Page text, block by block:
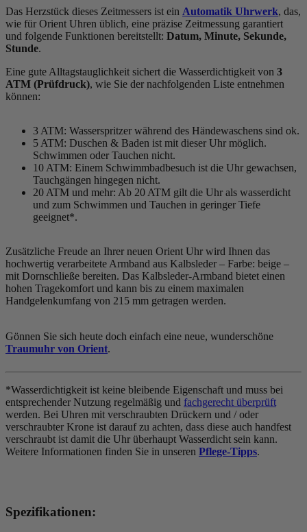
Das Herzstück dieses Zeitmessers ist ein Automatik Uhrwerk, das,
wie für Orient Uhren üblich, eine präzise Zeitmessung garantiert
und folgende Funktionen bereitstellt: Datum, Minute, Sekunde,
Stunde.
Eine gute Alltagstauglichkeit sichert die Wasserdichtigkeit von 3
ATM (Prüfdruck), wie Sie der nachfolgenden Liste entnehmen
können:
3 ATM: Wasserspritzer während des Händewaschens sind ok.
5 ATM: Duschen & Baden ist mit dieser Uhr möglich.
Schwimmen oder Tauchen nicht.
10 ATM: Einem Schwimmbadbesuch ist die Uhr gewachsen,
Tauchgängen hingegen nicht.
20 ATM und mehr: Ab 20 ATM gilt die Uhr als wasserdicht
und zum Schwimmen und Tauchen in geringer Tiefe
geeignet*.
Zusätzliche Freude an Ihrer neuen Orient Uhr wird Ihnen das
hochwertig verarbeitete Armband aus Kalbsleder – Farbe: beige –
mit Dornschließe bereiten. Das Kalbsleder-Armband bietet einen
hohen Tragekomfort und kann bis zu einem maximalen
Handgelenkumfang von 215 mm getragen werden.
Gönnen Sie sich heute doch einfach eine neue, wunderschöne
Traumuhr von Orient.
*Wasserdichtigkeit ist keine bleibende Eigenschaft und muss bei
entsprechender Nutzung regelmäßig und fachgerecht überprüft
werden. Bei Uhren mit verschraubten Drückern und / oder
verschraubter Krone ist darauf zu achten, dass diese auch handfest
verschraubt ist damit die Uhr überhaupt Wasserdicht sein kann.
Weitere Informationen finden Sie in unseren Pflege-Tipps.
Spezifikationen: